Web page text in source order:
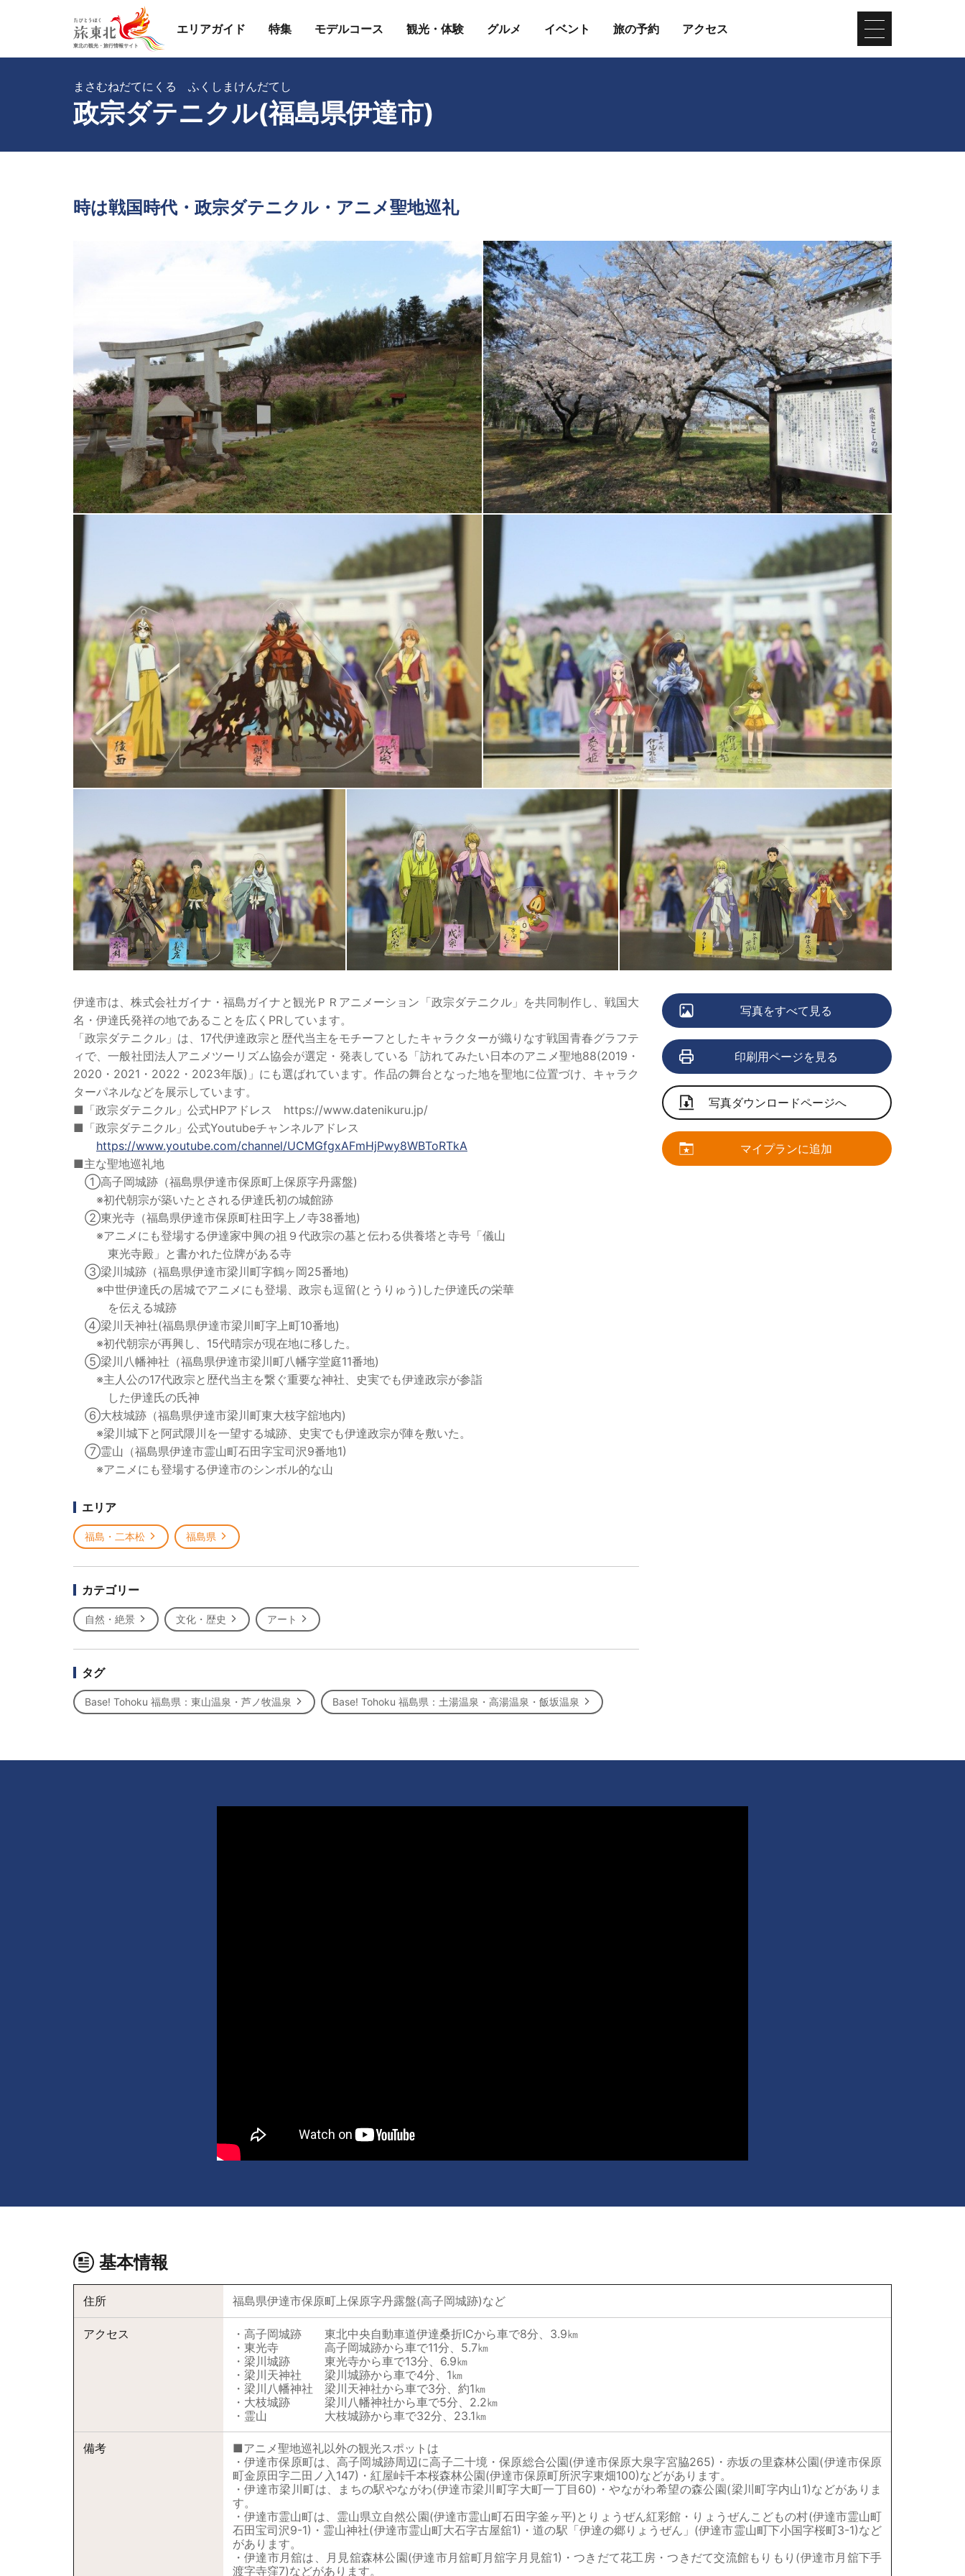
エリアガイド 特集 モデルコース 観光・体験 グルメ イベント 旅の予約 アクセス
政宗ダテニクル(福島県伊達市)
まさむねだてにくる ふくしまけんだてし
時は戦国時代・政宗ダテニクル・アニメ聖地巡礼
伊達市は、株式会社ガイナ・福島ガイナと観光ＰＲアニメーション「政宗ダテニクル」を共同制作し、戦国大
名・伊達氏発祥の地であることを広くPRしています。
「政宗ダテニクル」は、17代伊達政宗と歴代当主をモチーフとしたキャラクターが織りなす戦国青春グラフテ
ィで、一般社団法人アニメツーリズム協会が選定・発表している「訪れてみたい日本のアニメ聖地88(2019・
2020・2021・2022・2023年版)」にも選ばれています。作品の舞台となった地を聖地に位置づけ、キャラク
ターパネルなどを展示しています。
■「政宗ダテニクル」公式HPアドレス https://www.datenikuru.jp/
■「政宗ダテニクル」公式Youtubeチャンネルアドレス
https://www.youtube.com/channel/UCMGfgxAFmHjPwy8WBToRTkA
■主な聖地巡礼地
①高子岡城跡（福島県伊達市保原町上保原字丹露盤)
※初代朝宗が築いたとされる伊達氏初の城館跡
②東光寺（福島県伊達市保原町柱田字上ノ寺38番地)
※アニメにも登場する伊達家中興の祖９代政宗の墓と伝わる供養塔と寺号「儀山
東光寺殿」と書かれた位牌がある寺
③梁川城跡（福島県伊達市梁川町字鶴ヶ岡25番地)
※中世伊達氏の居城でアニメにも登場、政宗も逗留(とうりゅう)した伊達氏の栄華
を伝える城跡
④梁川天神社(福島県伊達市梁川町字上町10番地)
※初代朝宗が再興し、15代晴宗が現在地に移した。
⑤梁川八幡神社（福島県伊達市梁川町八幡字堂庭11番地)
※主人公の17代政宗と歴代当主を繋ぐ重要な神社、史実でも伊達政宗が参詣
した伊達氏の氏神
⑥大枝城跡（福島県伊達市梁川町東大枝字舘地内)
※梁川城下と阿武隈川を一望する城跡、史実でも伊達政宗が陣を敷いた。
⑦霊山（福島県伊達市霊山町石田字宝司沢9番地1)
※アニメにも登場する伊達市のシンボル的な山
エリア
福島・二本松 福島県
カテゴリー
自然・絶景 文化・歴史 アート
タグ
Base! Tohoku 福島県：東山温泉・芦ノ牧温泉 Base! Tohoku 福島県：土湯温泉・高湯温泉・飯坂温泉
写真をすべて見る
印刷用ページを見る
写真ダウンロードページへ
マイプランに追加
基本情報
住所 福島県伊達市保原町上保原字丹露盤(高子岡城跡)など
アクセス
・高子岡城跡 東北中央自動車道伊達桑折ICから車で8分、3.9㎞
・東光寺 高子岡城跡から車で11分、5.7㎞
・梁川城跡 東光寺から車で13分、6.9㎞
・梁川天神社 梁川城跡から車で4分、1㎞
・梁川八幡神社 梁川天神社から車で3分、約1㎞
・大枝城跡 梁川八幡神社から車で5分、2.2㎞
・霊山 大枝城跡から車で32分、23.1㎞
備考
■アニメ聖地巡礼以外の観光スポットは
・伊達市保原町は、高子岡城跡周辺に高子二十境・保原総合公園(伊達市保原大泉字宮脇265)・赤坂の里森林公園(伊達市保原
町金原田字二田ノ入147)・紅屋峠千本桜森林公園(伊達市保原町所沢字東畑100)などがあります。
・伊達市梁川町は、まちの駅やながわ(伊達市梁川町字大町一丁目60)・やながわ希望の森公園(梁川町字内山1)などがありま
す。
・伊達市霊山町は、霊山県立自然公園(伊達市霊山町石田字釜ヶ平)とりょうぜん紅彩館・りょうぜんこどもの村(伊達市霊山町
石田宝司沢9-1)・霊山神社(伊達市霊山町大石字古屋舘1)・道の駅「伊達の郷りょうぜん」(伊達市霊山町下小国字桜町3-1)など
があります。
・伊達市月舘は、月見舘森林公園(伊達市月舘町月舘字月見舘1)・つきだて花工房・つきだて交流館もりもり(伊達市月舘下手
渡字寺窪7)などがあります。